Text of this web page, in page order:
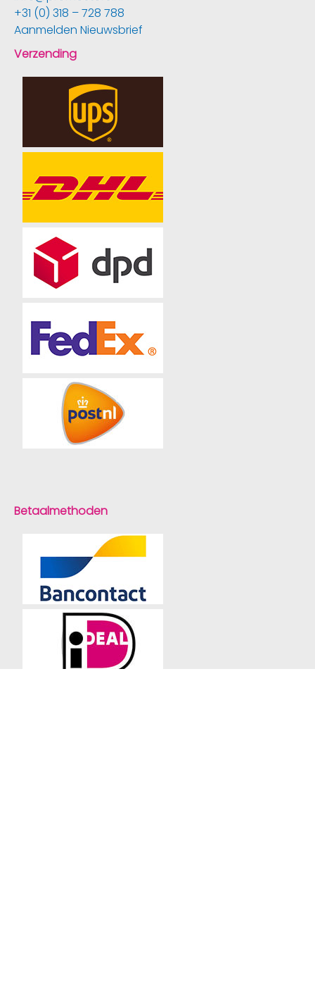
+31 (0) 318 – 728 788
Aanmelden Nieuwsbrief
Verzending
Betaalmethoden